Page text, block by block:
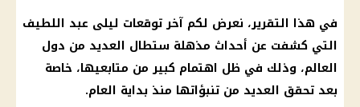
في هذا التقرير، نعرض لكم آخرتوقعات ليلى عبد اللطيف
التي كشفت عن أحداث مذهلة ستطال العديد من دول
العالم، وذلك في ظل اهتمام كبير من متابعيها، خاصة
بعد تحقق العديد من تنبؤاتها منذ بداية العام.